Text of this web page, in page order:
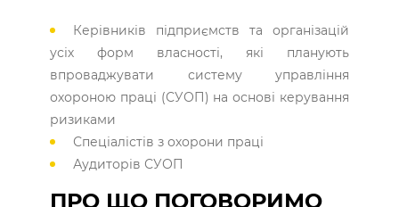
Керівників підприємств та організацій
усіх форм власності, які планують
впроваджувати систему управління
охороною праці (СУОП) на основі керування
ризиками
Спеціалістів з охорони праці
Аудиторів СУОП
ПРО ЩО ПОГОВОРИМО